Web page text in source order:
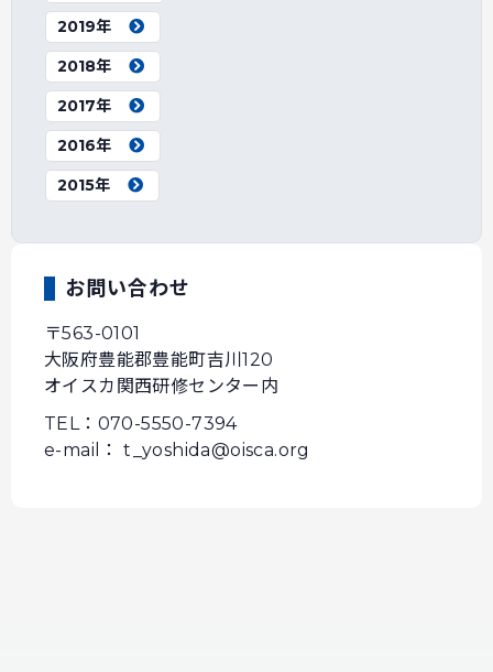
2019年
2018年
2017年
2016年
2015年
お問い合わせ
〒563-0101
大阪府豊能郡豊能町吉川120
オイスカ関西研修センター内
TEL：070-5550-7394
e-mail： t_yoshida@oisca.org